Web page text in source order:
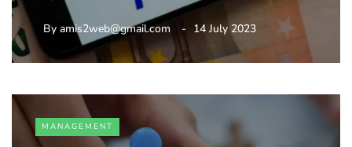
By amis2web@gmail.com 14 July 2023
MANAGEMENT